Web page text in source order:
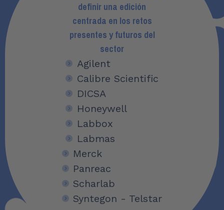
definir una edición
centrada en los retos
presentes y futuros del
sector
Agilent
Calibre Scientific
DICSA
Honeywell
Labbox
Labmas
Merck
Panreac
Scharlab
Syntegon - Telstar